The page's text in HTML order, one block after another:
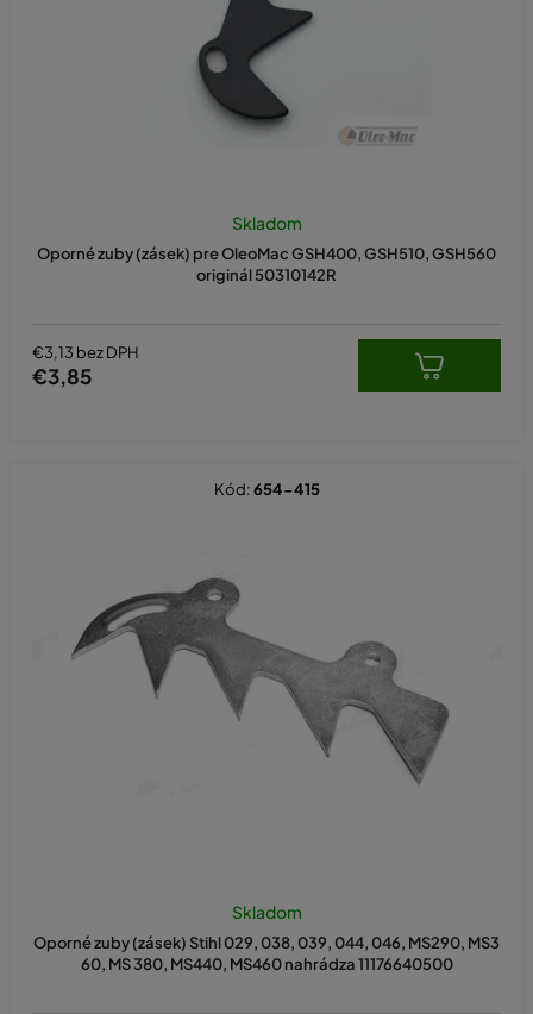
Oporné zuby (zásek) pre OleoMac GSH400, GSH510, GSH560
originál 50310142R
Skladom
€3,13 bez DPH
€3,85
Oporné zuby (zásek) Stihl 029, 038, 039, 044, 046, MS290, MS3
60, MS 380, MS440, MS460 nahrádza 11176640500
Skladom
Kód:654-415